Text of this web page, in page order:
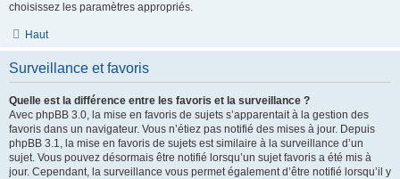
choisissez les paramètres appropriés.
Haut
Surveillance et favoris
Quelle est la différence entre les favoris et la surveillance ?
Avec phpBB 3.0, la mise en favoris de sujets s’apparentait à la gestion des
favoris dans un navigateur. Vous n’étiez pas notifié des mises à jour. Depuis
phpBB 3.1, la mise en favoris de sujets est similaire à la surveillance d’un
sujet. Vous pouvez désormais être notifié lorsqu’un sujet favoris a été mis à
jour. Cependant, la surveillance vous permet également d’être notifié lorsqu’il y